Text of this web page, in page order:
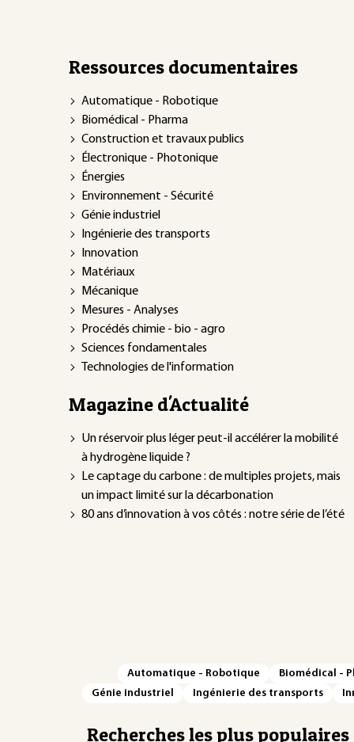
Ressources documentaires
Automatique - Robotique
Biomédical - Pharma
Construction et travaux publics
Électronique - Photonique
Énergies
Environnement - Sécurité
Génie industriel
Ingénierie des transports
Innovation
Matériaux
Mécanique
Mesures - Analyses
Procédés chimie - bio - agro
Sciences fondamentales
Technologies de l'information
Magazine d'Actualité
Un réservoir plus léger peut-il accélérer la mobilité
à hydrogène liquide ?
Le captage du carbone : de multiples projets, mais
un impact limité sur la décarbonation
80 ans d’innovation à vos côtés : notre série de l’été
Automatique - Robotique
Biomédical -
Génie industriel
Ingénierie des transports
Recherches les plus populaires